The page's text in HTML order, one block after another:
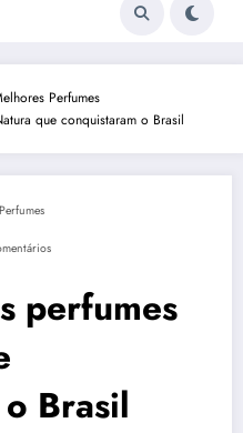
Perfumes
que conquistaram o Brasil
perfumes
Brasil